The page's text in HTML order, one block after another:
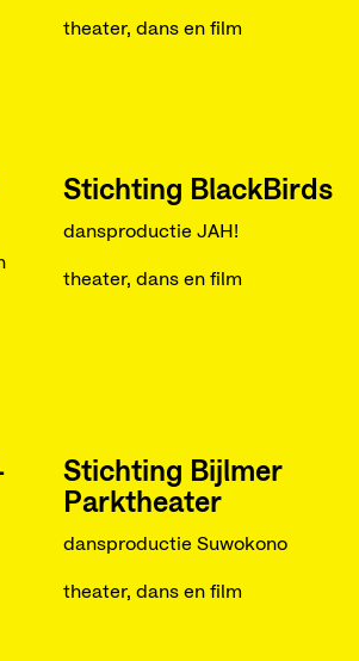
theater, dans en film
Stichting BlackBirds
dansproductie JAH!
theater, dans en film
Stichting Bijlmer
Parktheater
dansproductie Suwokono
theater, dans en film